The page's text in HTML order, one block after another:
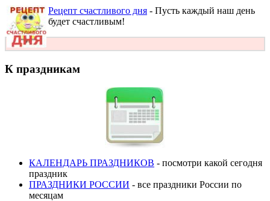
Рецепт счастливого дня - Пусть каждый наш день
будет счастливым!
К праздникам
КАЛЕНДАРЬ ПРАЗДНИКОВ - посмотри какой сегодня
праздник
ПРАЗДНИКИ РОССИИ - все праздники России по
месяцам